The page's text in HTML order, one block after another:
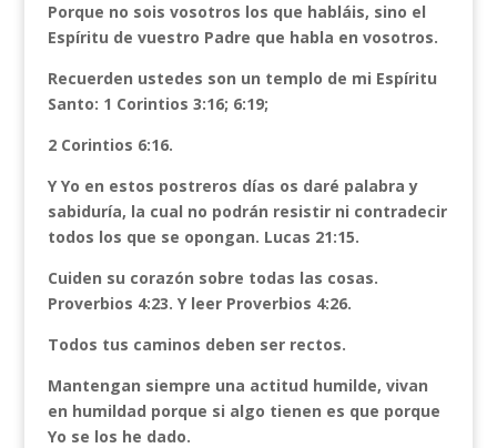
Porque no sois vosotros los que habláis, sino el
Espíritu de vuestro Padre que habla en vosotros.
Recuerden ustedes son un templo de mi Espíritu
Santo: 1 Corintios 3:16; 6:19;
2 Corintios 6:16.
Y Yo en estos postreros días os daré palabra y
sabiduría, la cual no podrán resistir ni contradecir
todos los que se opongan. Lucas 21:15.
Cuiden su corazón sobre todas las cosas.
Proverbios 4:23. Y leer Proverbios 4:26.
Todos tus caminos deben ser rectos.
Mantengan siempre una actitud humilde, vivan
en humildad porque si algo tienen es que porque
Yo se los he dado.